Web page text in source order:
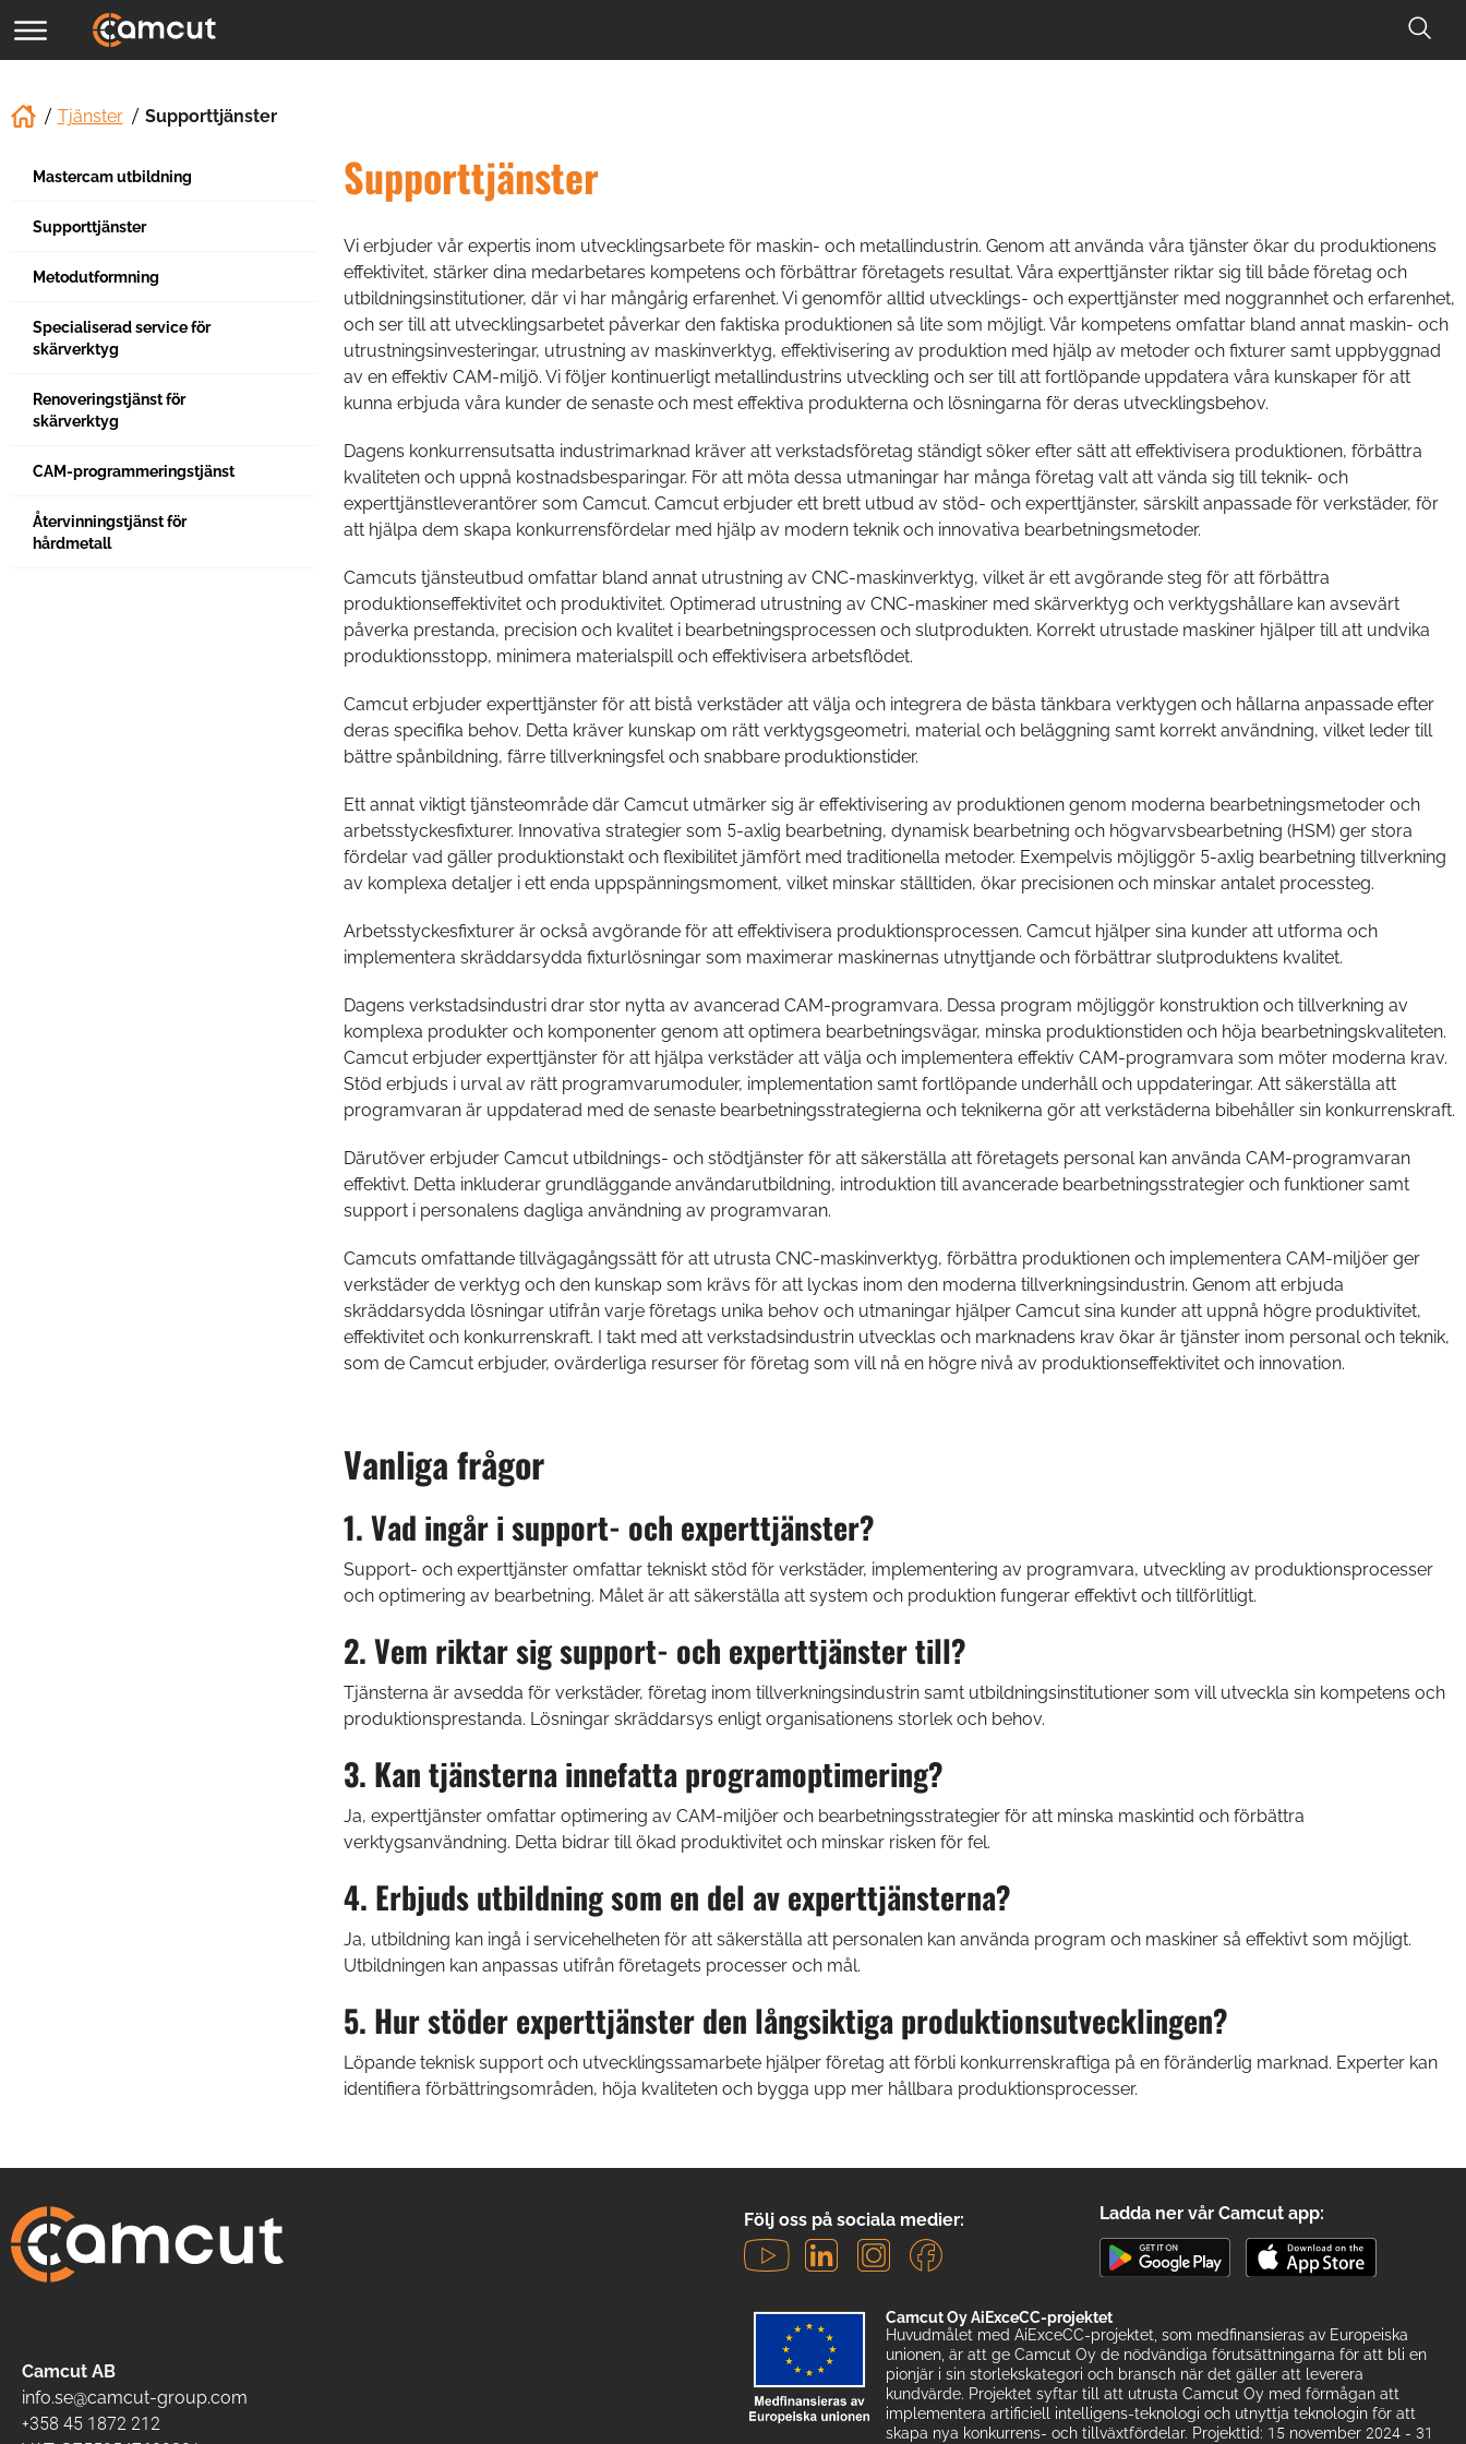
Tjänster Supporttjänster
Mastercam utbildning
Supporttjänster
Metodutformning
Specialiserad service för
skärverktyg
Renoveringstjänst för
skärverktyg
CAM-programmeringstjänst
Återvinningstjänst för
hårdmetall
Supporttjänster
Vi erbjuder vår expertis inom utvecklingsarbete för maskin- och metallindustrin. Genom att använda våra tjänster ökar du produktionens
effektivitet, stärker dina medarbetares kompetens och förbättrar företagets resultat. Våra experttjänster riktar sig till både företag och
utbildningsinstitutioner, där vi har mångårig erfarenhet. Vi genomför alltid utvecklings- och experttjänster med noggrannhet och erfarenhet,
och ser till att utvecklingsarbetet påverkar den faktiska produktionen så lite som möjligt. Vår kompetens omfattar bland annat maskin- och
utrustningsinvesteringar, utrustning av maskinverktyg, effektivisering av produktion med hjälp av metoder och fixturer samt uppbyggnad
av en effektiv CAM-miljö. Vi följer kontinuerligt metallindustrins utveckling och ser till att fortlöpande uppdatera våra kunskaper för att
kunna erbjuda våra kunder de senaste och mest effektiva produkterna och lösningarna för deras utvecklingsbehov.
Dagens konkurrensutsatta industrimarknad kräver att verkstadsföretag ständigt söker efter sätt att effektivisera produktionen, förbättra
kvaliteten och uppnå kostnadsbesparingar. För att möta dessa utmaningar har många företag valt att vända sig till teknik- och
experttjänstleverantörer som Camcut. Camcut erbjuder ett brett utbud av stöd- och experttjänster, särskilt anpassade för verkstäder, för
att hjälpa dem skapa konkurrensfördelar med hjälp av modern teknik och innovativa bearbetningsmetoder.
Camcuts tjänsteutbud omfattar bland annat utrustning av CNC-maskinverktyg, vilket är ett avgörande steg för att förbättra
produktionseffektivitet och produktivitet. Optimerad utrustning av CNC-maskiner med skärverktyg och verktygshållare kan avsevärt
påverka prestanda, precision och kvalitet i bearbetningsprocessen och slutprodukten. Korrekt utrustade maskiner hjälper till att undvika
produktionsstopp, minimera materialspill och effektivisera arbetsflödet.
Camcut erbjuder experttjänster för att bistå verkstäder att välja och integrera de bästa tänkbara verktygen och hållarna anpassade efter
deras specifika behov. Detta kräver kunskap om rätt verktygsgeometri, material och beläggning samt korrekt användning, vilket leder till
bättre spånbildning, färre tillverkningsfel och snabbare produktionstider.
Ett annat viktigt tjänsteområde där Camcut utmärker sig är effektivisering av produktionen genom moderna bearbetningsmetoder och
arbetsstyckesfixturer. Innovativa strategier som 5-axlig bearbetning, dynamisk bearbetning och högvarvsbearbetning (HSM) ger stora
fördelar vad gäller produktionstakt och flexibilitet jämfört med traditionella metoder. Exempelvis möjliggör 5-axlig bearbetning tillverkning
av komplexa detaljer i ett enda uppspänningsmoment, vilket minskar ställtiden, ökar precisionen och minskar antalet processteg.
Arbetsstyckesfixturer är också avgörande för att effektivisera produktionsprocessen. Camcut hjälper sina kunder att utforma och
implementera skräddarsydda fixturlösningar som maximerar maskinernas utnyttjande och förbättrar slutproduktens kvalitet.
Dagens verkstadsindustri drar stor nytta av avancerad CAM-programvara. Dessa program möjliggör konstruktion och tillverkning av
komplexa produkter och komponenter genom att optimera bearbetningsvägar, minska produktionstiden och höja bearbetningskvaliteten.
Camcut erbjuder experttjänster för att hjälpa verkstäder att välja och implementera effektiv CAM-programvara som möter moderna krav.
Stöd erbjuds i urval av rätt programvarumoduler, implementation samt fortlöpande underhåll och uppdateringar. Att säkerställa att
programvaran är uppdaterad med de senaste bearbetningsstrategierna och teknikerna gör att verkstäderna bibehåller sin konkurrenskraft.
Därutöver erbjuder Camcut utbildnings- och stödtjänster för att säkerställa att företagets personal kan använda CAM-programvaran
effektivt. Detta inkluderar grundläggande användarutbildning, introduktion till avancerade bearbetningsstrategier och funktioner samt
support i personalens dagliga användning av programvaran.
Camcuts omfattande tillvägagångssätt för att utrusta CNC-maskinverktyg, förbättra produktionen och implementera CAM-miljöer ger
verkstäder de verktyg och den kunskap som krävs för att lyckas inom den moderna tillverkningsindustrin. Genom att erbjuda
skräddarsydda lösningar utifrån varje företags unika behov och utmaningar hjälper Camcut sina kunder att uppnå högre produktivitet,
effektivitet och konkurrenskraft. I takt med att verkstadsindustrin utvecklas och marknadens krav ökar är tjänster inom personal och teknik,
som de Camcut erbjuder, ovärderliga resurser för företag som vill nå en högre nivå av produktions­effektivitet och innovation.
Vanliga frågor
1. Vad ingår i support- och experttjänster?
Support- och experttjänster omfattar tekniskt stöd för verkstäder, implementering av programvara, utveckling av produktionsprocesser
och optimering av bearbetning. Målet är att säkerställa att system och produktion fungerar effektivt och tillförlitligt.
2. Vem riktar sig support- och experttjänster till?
Tjänsterna är avsedda för verkstäder, företag inom tillverkningsindustrin samt utbildningsinstitutioner som vill utveckla sin kompetens och
produktionsprestanda. Lösningar skräddarsys enligt organisationens storlek och behov.
3. Kan tjänsterna innefatta programoptimering?
Ja, experttjänster omfattar optimering av CAM-miljöer och bearbetningsstrategier för att minska maskintid och förbättra
verktygsanvändning. Detta bidrar till ökad produktivitet och minskar risken för fel.
4. Erbjuds utbildning som en del av experttjänsterna?
Ja, utbildning kan ingå i servicehelheten för att säkerställa att personalen kan använda program och maskiner så effektivt som möjligt.
Utbildningen kan anpassas utifrån företagets processer och mål.
5. Hur stöder experttjänster den långsiktiga produktionsutvecklingen?
Löpande teknisk support och utvecklingssamarbete hjälper företag att förbli konkurrenskraftiga på en föränderlig marknad. Experter kan
identifiera förbättringsområden, höja kvaliteten och bygga upp mer hållbara produktionsprocesser.
Camcut AB
info.se@camcut-group.com
+358 45 1872 212
Följ oss på sociala medier: Ladda ner vår Camcut app:
Camcut Oy AiExceCC-projektet
Huvudmålet med AiExceCC-projektet, som medfinansieras av Europeiska
unionen, är att ge Camcut Oy de nödvändiga förutsättningarna för att bli en
pionjär i sin storlekskategori och bransch när det gäller att leverera
kundvärde. Projektet syftar till att utrusta Camcut Oy med förmågan att
implementera artificiell intelligens-teknologi och utnyttja teknologin för att
skapa nya konkurrens- och tillväxtfördelar. Projekttid: 15 november 2024 - 31